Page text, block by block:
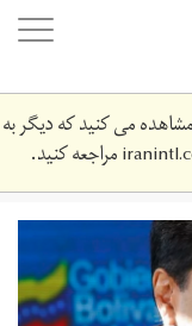
می کنید که دیگر به
مراجعه کنید.